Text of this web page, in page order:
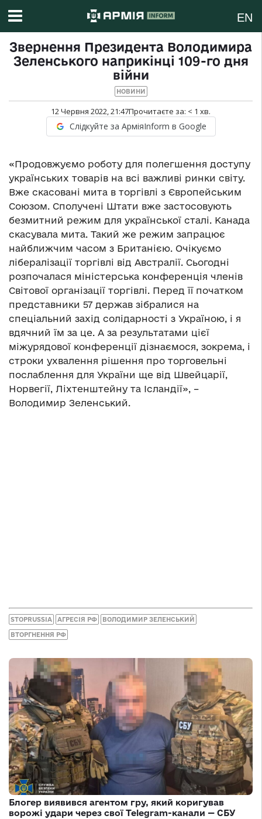
EN
Звернення Президента Володимира
Зеленського наприкінці 109-го дня
війни
НОВИНИ
12 Червня 2022, 21:47Прочитаєте за: < 1 хв.
Слідкуйте за АрміяInform в Google
«Продовжуємо роботу для полегшення доступу
українських товарів на всі важливі ринки світу.
Вже скасовані мита в торгівлі з Європейським
Союзом. Сполучені Штати вже застосовують
безмитний режим для української сталі. Канада
скасувала мита. Такий же режим запрацює
найближчим часом з Британією. Очікуємо
лібералізації торгівлі від Австралії. Сьогодні
розпочалася міністерська конференція членів
Світової організації торгівлі. Перед її початком
представники 57 держав зібралися на
спеціальний захід солідарності з Україною, і я
вдячний їм за це. А за результатами цієї
міжурядової конференції дізнаємося, зокрема, і
строки ухвалення рішення про торговельні
послаблення для України ще від Швейцарії,
Норвегії, Ліхтенштейну та Ісландії», –
Володимир Зеленський.
STOPRUSSIA АГРЕСІЯ РФ ВОЛОДИМИР ЗЕЛЕНСЬКИЙ
ВТОРГНЕННЯ РФ
Блогер виявився агентом гру, який коригував
ворожі удари через свої Telegram-канали — СБУ